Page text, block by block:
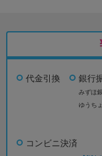
代金引換 銀行
みずほ銀
ゆうち
コンビニ決済